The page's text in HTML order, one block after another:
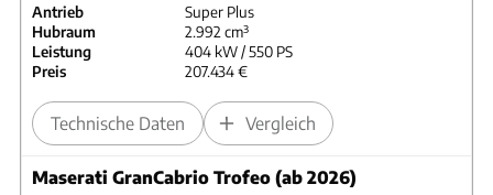
Antrieb
Super Plus
Hubraum
2.992 cm³
Leistung
404 kW / 550 PS
Preis
207.434 €
Technische Daten Vergleich
Maserati GranCabrio Trofeo (ab 2026)